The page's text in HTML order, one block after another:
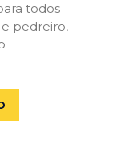
todos
e pedreiro,